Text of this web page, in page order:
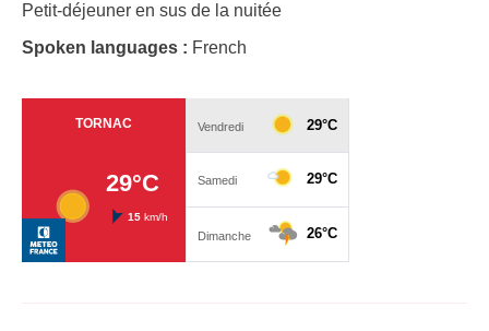
Petit-déjeuner en sus de la nuitée
Spoken languages : French